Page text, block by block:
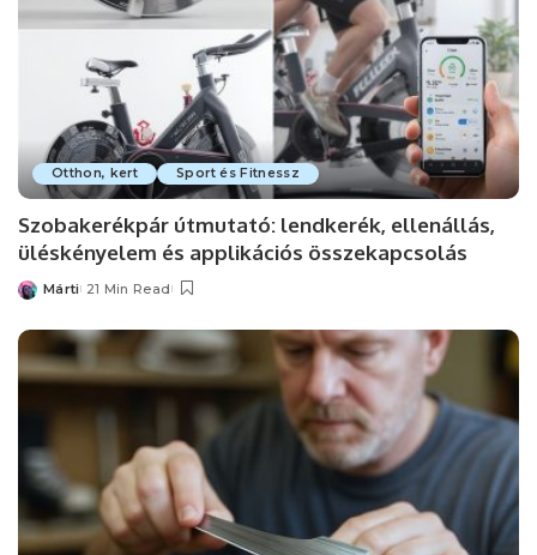
Otthon, kert Sport és Fitnessz
Szobakerékpár útmutató: lendkerék, ellenállás,
üléskényelem és applikációs összekapcsolás
Posted
Márti 21 Min Read